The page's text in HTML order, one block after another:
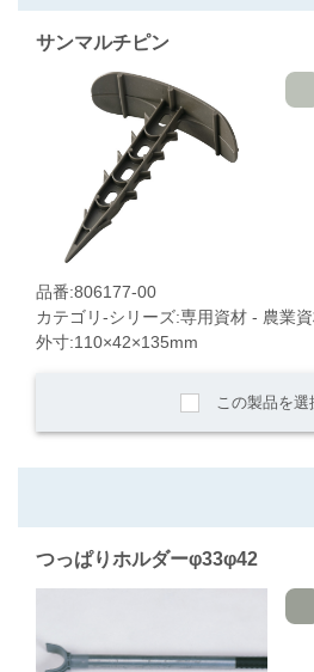
サンマルチピン
品番:806177-00
カテゴリ-シリーズ:専用資材 - 農業
外寸:110×42×135mm
この製品を選
つっぱりホルダーφ33φ42